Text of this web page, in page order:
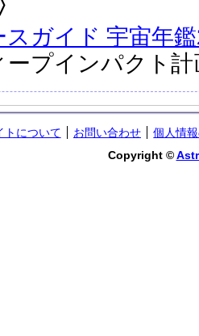
スガイド 宇宙年
ープインパクト
トについて お問い合わせ
個人情
Copyright ©